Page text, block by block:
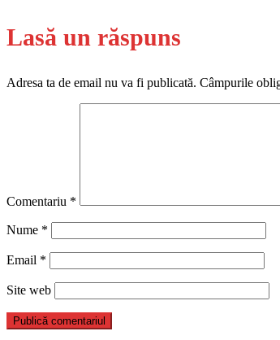
articole
Lasă un răspuns
Adresa ta de email nu va fi publicată. Câmpurile
Comentariu *
Nume *
Email *
Site web